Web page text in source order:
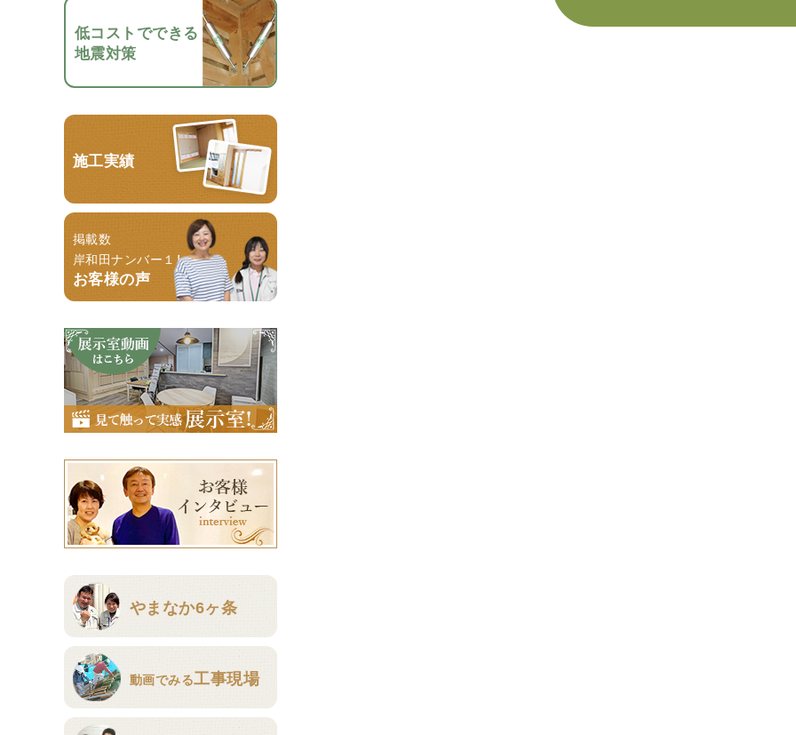
低コストでできる
地震対策
施工実績
掲載数
岸和田ナンバー１！
お客様の声
やまなか6ヶ条
動画でみる工事現場